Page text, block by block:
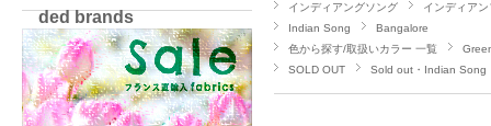
インディアングソング
インディア
Indian Song
Bangalore
色から探す/取扱いカラー 一覧
SOLD OUT
Sold out・Indian Song
ded brands